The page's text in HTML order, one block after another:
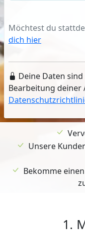
Möchtest du
dich hier
Deine Daten
Bearbeitung deiner
Unsere
Bekomme
1.